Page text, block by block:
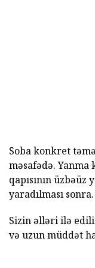
Soba konkret
məsafədə. Yanma
qapısının
yaradılması sonra.
Sizin əlləri ilə
və uzun müddət